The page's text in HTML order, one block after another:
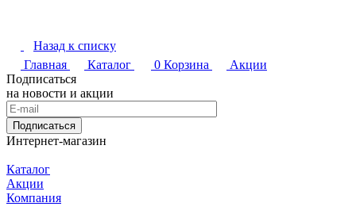
Назад к списку
Главная
Каталог 0 Корзина
Акции
Подписаться
на новости и акции
Подписаться
Интернет-магазин
Каталог
Акции
Компания